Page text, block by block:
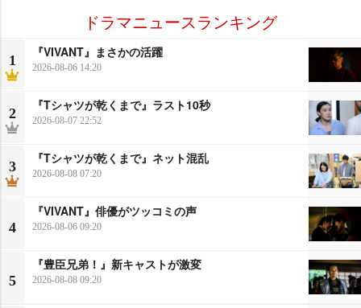
ドラマニュースランキング
1
『VIVANT』まさかの活躍
2026-08-06 14:20
2
『Tシャツが乾くまで』ラスト10秒
2026-08-07 22:52
3
『Tシャツが乾くまで』ネット混乱
2026-08-08 07:20
4
『VIVANT』俳優がツッコミの声
2026-08-06 09:20
5
『豊臣兄弟！』新キャストが激変
2026-08-08 09:20